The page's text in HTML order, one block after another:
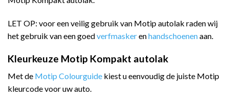
LET OP: voor een veilig gebruik van Motip autolak raden wij
het gebruik van een goedverfmaskerenhandschoenenaan.
Kleurkeuze Motip Kompakt autolak
Met de Motip Colourguide kiest u eenvoudig de juiste Motip
kleurcode voor uw auto.